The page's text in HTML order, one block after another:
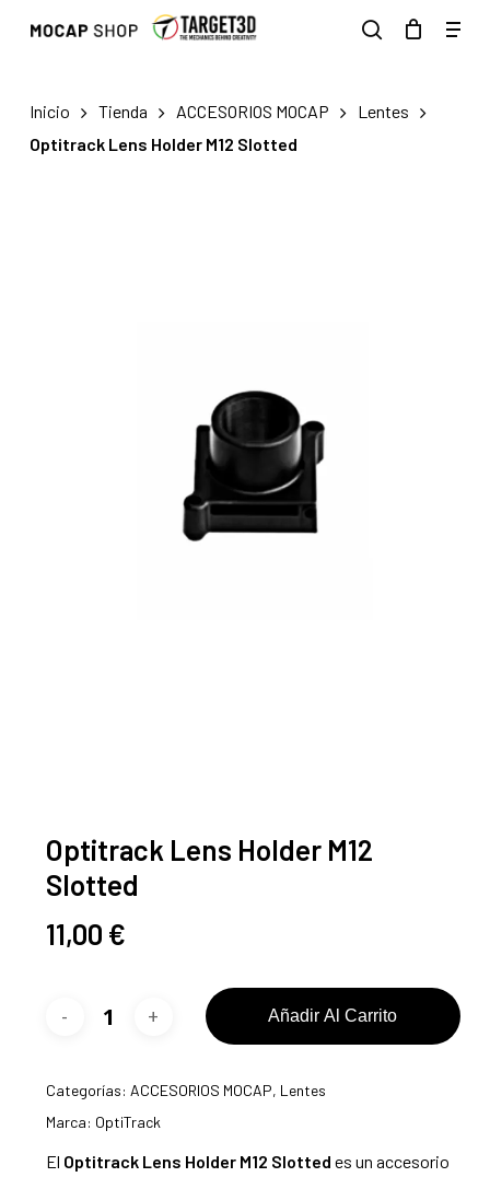
Menu
Inicio Tienda ACCESORIOS MOCAP
Lentes
Optitrack Lens Holder M12 Slotted
Optitrack Lens Holder M12
Slotted
11,00 €
Añadir Al Carrito
Categorías: ACCESORIOS MOCAP, Lentes
Marca: OptiTrack
El Optitrack Lens Holder M12 Slotted es un accesorio